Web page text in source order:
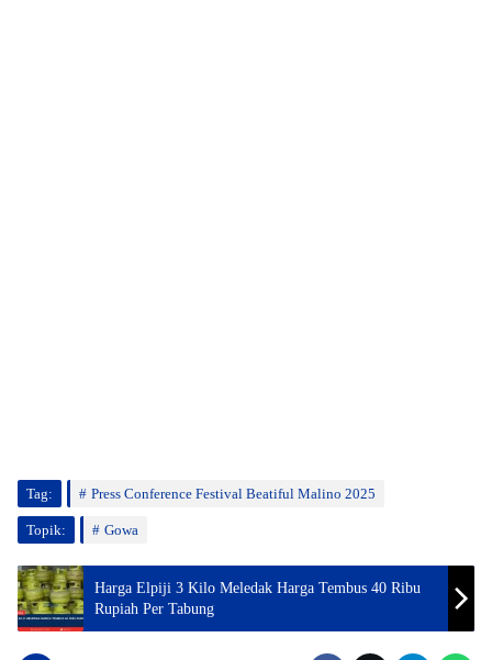
Tag: Press Conference Festival Beatiful Malino 2025
Topik: Gowa
Harga Elpiji 3 Kilo Meledak Harga Tembus 40 Ribu
Rupiah Per Tabung